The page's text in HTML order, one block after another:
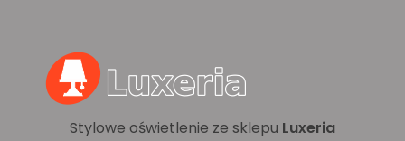
Stylowe oświetlenie ze sklepu Luxeria